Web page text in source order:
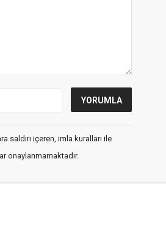
saldırı içeren, imla kuralları ile
onaylanmamaktadır.